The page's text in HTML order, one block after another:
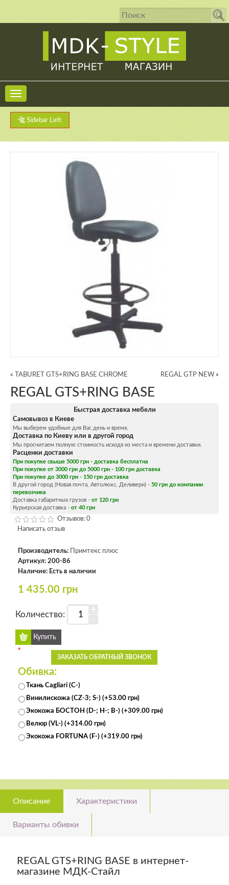
Sidebar Left
« TABURET GTS+RING BASE CHROME REGAL GTP NEW »
REGAL GTS+RING BASE
Быстрая доставка мебели
Самовывоз в Киеве
Мы выберем удобные для Вас день и время.
Доставка по Киеву или в другой город
Мы просчитаем полную стоимость исходя из места и времени доставки.
Расценки доставки
При покупке свыше 5000 грн - доставка бесплатна
При покупке от 3000 грн до 5000 грн - 100 грн доставка
При покупке до 3000 грн - 150 грн доставка
В другой город (Новая почта, Автолюкс, Деливери) - 50 грн до компании
перевозчика
Доставка габаритных грузов - от 120 грн
Курьерская доставка - от 40 грн
Отзывов: 0
Написать отзыв
Производитель:
Примтекс плюс
Артикул: 200-86
Наличие: Есть в наличии
1 435.00 грн
Количество:
ЗАКАЗАТЬ ОБРАТНЫЙ ЗВОНОК
*
Обивка:
Ткань Cagliari (C-)
Винилискожа (CZ-3; S-) (+53.00 грн)
Экокожа БОСТОН (D-; H-; В-) (+309.00 грн)
Велюр (VL-) (+314.00 грн)
Экокожа FORTUNA (F-) (+319.00 грн)
Описание Характеристики
Варианты обивки
REGAL GTS+RING BASE в интернет-
магазине МДК-Стайл